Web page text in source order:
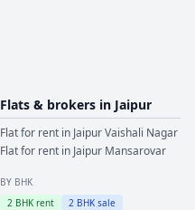
Flats & brokers in Jaipur
Flat for rent in JaipurVaishali Nagar
Flat for rent in Jaipur Mansarovar
BY BHK
2 BHK rent 2 BHK sale